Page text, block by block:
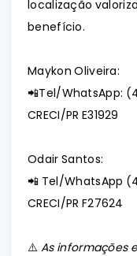
localização
benefício.
Maykon Oliveira:
📲Tel/WhatsApp:
CRECI/PR E31929
Odair Santos:
📲 Tel/WhatsApp
CRECI/PR F27624
⚠️ As informações